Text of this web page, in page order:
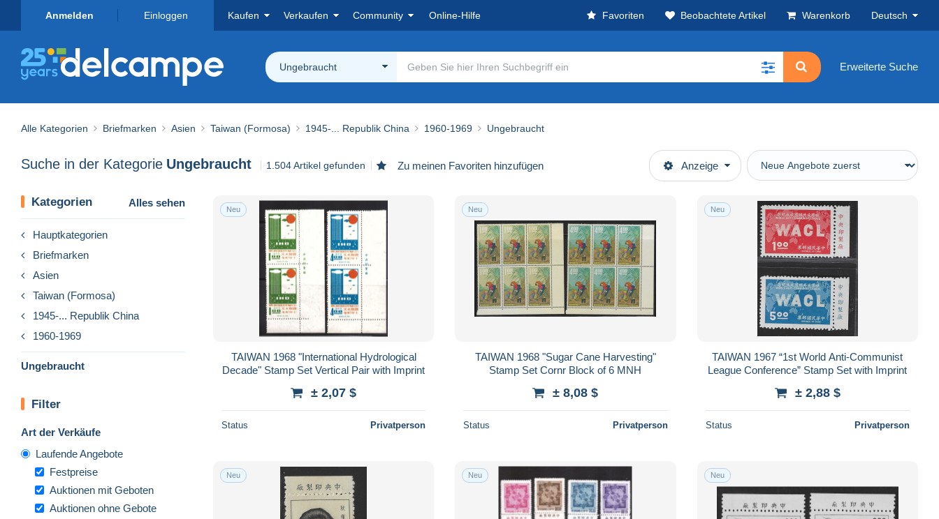
Anmelden Einloggen Kaufen Verkaufen Community Online-Hilfe Favoriten Beobachtete Artikel Warenkorb Deutsch
Ungebraucht Erweiterte Suche
Alle Kategorien Briefmarken Asien Taiwan (Formosa) 1945-... Republik China 1960-1969 Ungebraucht
Suche in der Kategorie Ungebraucht 1.504 Artikel gefunden Zu meinen Favoriten hinzufügen Anzeige
Kategorien Alles sehen
Hauptkategorien
Briefmarken
Asien
Taiwan (Formosa)
1945-... Republik China
1960-1969
Ungebraucht
Filter
Art der Verkäufe
Laufende Angebote
Festpreise
Auktionen mit Geboten
Auktionen ohne Gebote
Neu
TAIWAN 1968 "International Hydrological
Decade" Stamp Set Vertical Pair with Imprint
± 2,07 $
Status Privatperson
Neu
TAIWAN 1968 "Sugar Cane Harvesting"
Stamp Set Cornr Block of 6 MNH
± 8,08 $
Status Privatperson
Neu
TAIWAN 1967 “1st World Anti-Communist
League Conference” Stamp Set with Imprint
± 2,88 $
Status Privatperson
Neu Neu Neu